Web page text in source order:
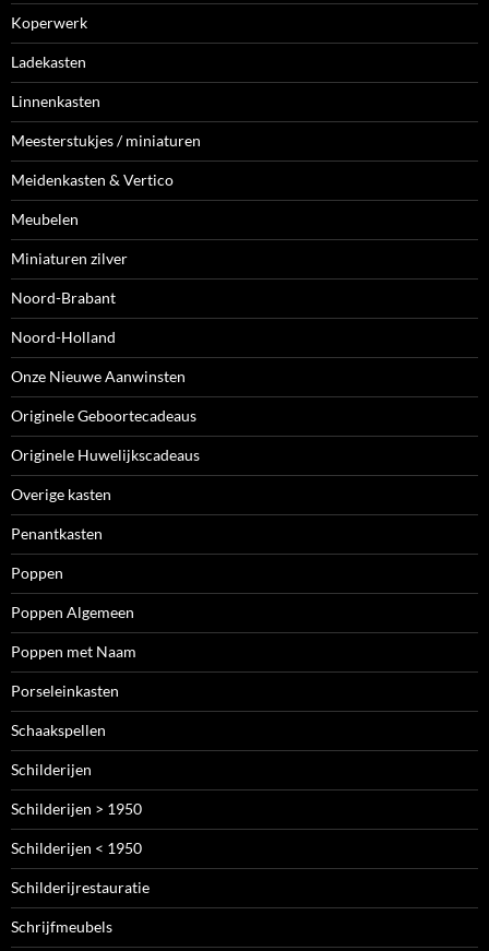
Koperwerk
Ladekasten
Linnenkasten
Meesterstukjes / miniaturen
Meidenkasten & Vertico
Meubelen
Miniaturen zilver
Noord-Brabant
Noord-Holland
Onze Nieuwe Aanwinsten
Originele Geboortecadeaus
Originele Huwelijkscadeaus
Overige kasten
Penantkasten
Poppen
Poppen Algemeen
Poppen met Naam
Porseleinkasten
Schaakspellen
Schilderijen
Schilderijen > 1950
Schilderijen < 1950
Schilderijrestauratie
Schrijfmeubels